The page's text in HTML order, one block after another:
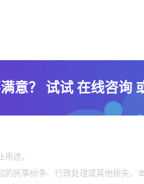
意？ 试试 在线咨询
途。
民事纷争、行政处理或其他损失，